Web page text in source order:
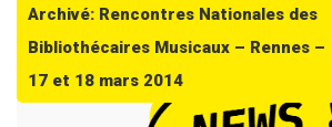
Archivé: Rencontres Nationales des
Bibliothécaires Musicaux – Rennes –
17 et 18 mars 2014